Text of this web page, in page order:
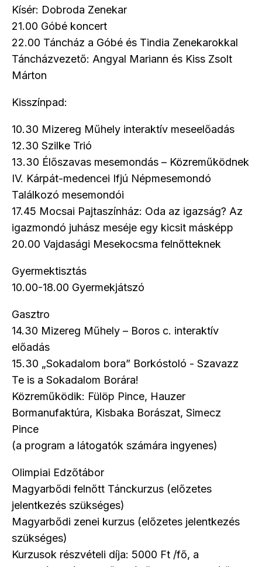
Kísér: Dobroda Zenekar
21.00 Góbé koncert
22.00 Táncház a Góbé és Tindia Zenekarokkal
Táncházvezető: Angyal Mariann és Kiss Zsolt
Márton
Kisszínpad:
10.30 Mizereg Műhely interaktív meseelőadás
12.30 Szilke Trió
13.30 Élőszavas mesemondás – Közreműködnek
IV. Kárpát-medencei Ifjú Népmesemondó
Találkozó mesemondói
17.45 Mocsai Pajtaszínház: Oda az igazság? Az
igazmondó juhász meséje egy kicsit másképp
20.00 Vajdasági Mesekocsma felnőtteknek
Gyermektisztás
10.00-18.00 Gyermekjátszó
Gasztro
14.30 Mizereg Műhely – Boros c. interaktív
előadás
15.30 „Sokadalom bora” Borkóstoló - Szavazz
Te is a Sokadalom Borára!
Közreműködik: Fülöp Pince, Hauzer
Bormanufaktúra, Kisbaka Borászat, Simecz
Pince
(a program a látogatók számára ingyenes)
Olimpiai Edzőtábor
Magyarbődi felnőtt Tánckurzus (előzetes
jelentkezés szükséges)
Magyarbődi zenei kurzus (előzetes jelentkezés
szükséges)
Kurzusok részvételi díja: 5000 Ft /fő, a